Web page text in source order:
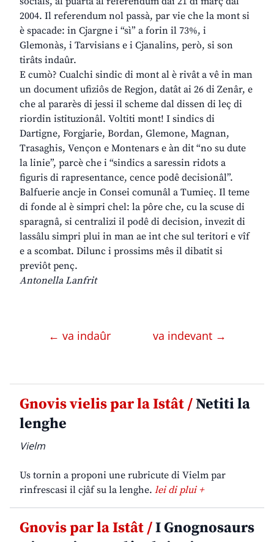
2004. Il referendum nol passà, par vie che la mont si
è spacade: in Cjargne i “sì” a forin il 73%, i
Glemonàs, i Tarvisians e i Cjanalins, però, si son
tirâts indaûr.
E cumò? Cualchi sindic di mont al è rivât a vê in man
un document ufiziôs de Regjon, datât ai 26 di Zenâr, e
che al pararès di jessi il scheme dal dissen di leç di
riordin istituzionâl. Voltiti mont! I sindics di
Dartigne, Forgjarie, Bordan, Glemone, Magnan,
Trasaghis, Vençon e Montenars e àn dit “no su dute
la linie”, parcè che i “sindics a saressin ridots a
figuris di rapresentance, cence podê decisionâl”.
Balfuerie ancje in Consei comunâl a Tumieç. Il teme
di fonde al è simpri chel: la pôre che, cu la scuse di
sparagnâ, si centralizi il podê di decision, invezit di
lassâlu simpri plui in man ae int che sul teritori e vîf
e a scombat. Dilunc i prossims mês il dibatit si
previôt penç.
Antonella Lanfrit
← va indaûr va indevant →
Gnovis vielis par la Istât /Netiti la
lenghe
Vielm
Us tornin a proponi une rubricute di Vielm par
rinfrescasi il cjâf su la lenghe. lei di plui +
Gnovis par la Istât /I Gnognosaurs